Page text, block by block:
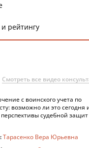
рейтингу
Смотреть все видео
с воинского учета по
возможно ли это сегодня
перспективы судебной защит
Тарасенко Вера Юрьевна